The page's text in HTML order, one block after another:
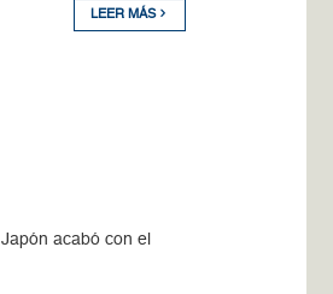
LEER MÁS
acabó con el